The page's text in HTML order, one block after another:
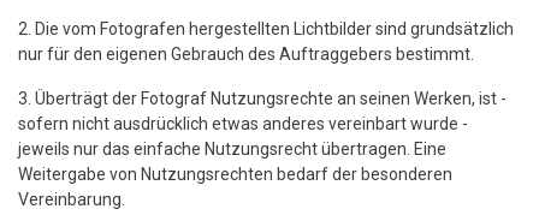
2. Die vom Fotografen hergestellten Lichtbilder sind grundsätzlich
nur für den eigenen Gebrauch des Auftraggebers bestimmt.
3. Überträgt der Fotograf Nutzungsrechte an seinen Werken, ist -
sofern nicht ausdrücklich etwas anderes vereinbart wurde -
jeweils nur das einfache Nutzungsrecht übertragen. Eine
Weitergabe von Nutzungsrechten bedarf der besonderen
Vereinbarung.